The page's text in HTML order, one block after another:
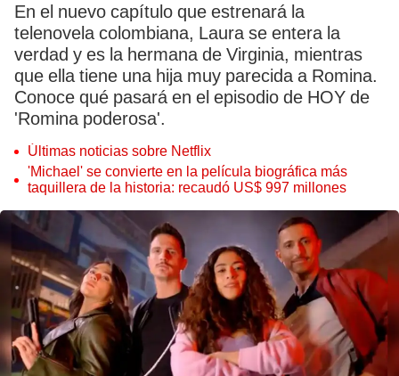
En el nuevo capítulo que estrenará la
telenovela colombiana, Laura se entera la
verdad y es la hermana de Virginia, mientras
que ella tiene una hija muy parecida a Romina.
Conoce qué pasará en el episodio de HOY de
'Romina poderosa'.
Últimas noticias sobre Netflix
'Michael' se convierte en la película biográfica más
taquillera de la historia: recaudó US$ 997 millones